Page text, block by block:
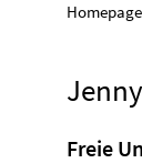
Homepage
Freie